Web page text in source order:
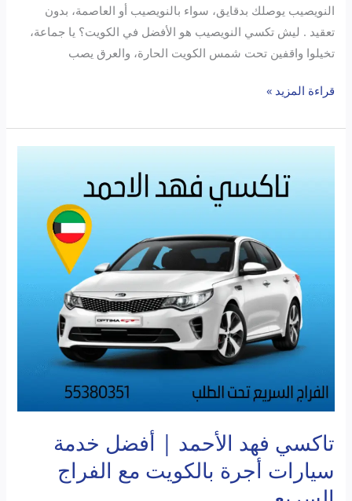
النويصيب يوصلك بدقايق، سواء بالنويصيب أو العاصمة، بدون
تعقيد . ليش تكسي النويصيب هو الأفضل في الكويت؟ يا جماعة،
تخيلوا واقفين تحت شمس الكويت الحارة، والعرق يصب
قراءة المزيد »
تاكسي فهد الأحمد | أفضل خدمة
سيارات أجرة بالكويت مع الفراج
سيارات
أجرة
بالكويت
السريع